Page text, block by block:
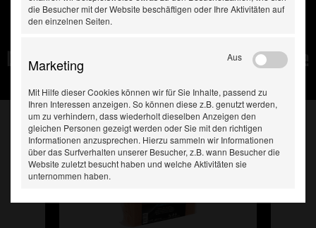
Diese Produkte haben Sie
zuletzt gesehen:
die Besucher mit der Website beschäftigen oder Ihre Aktivitäten auf
den einzelnen Seiten.
Marketing Aus
Mit Hilfe dieser Cookies können wir für Sie Inhalte, passend zu
Ihren Interessen anzeigen. So können diese z.B. genutzt werden,
um zu verhindern, dass wiederholt dieselben Anzeigen den
gleichen Personen gezeigt werden oder Sie mit den richtigen
Informationen anzusprechen. Hierzu sammeln wir Informationen
über das Surfverhalten unserer Besucher, z.B. wann Besucher die
Website zuletzt besucht haben und welche Aktivitäten sie
unternommen haben.